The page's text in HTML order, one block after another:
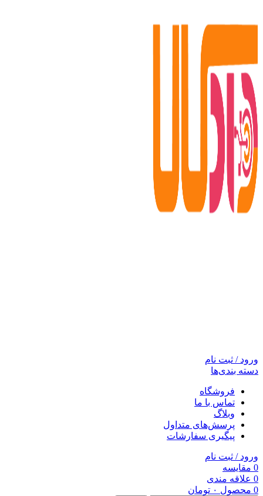
ورود / ثبت نام
دسته بندی‌ها
فروشگاه
تماس با ما
وبلاگ
پرسش‌های متداول
پیگیری سفارشات
ورود / ثبت نام
0 مقایسه
0 علاقه مندی
0 محصول ۰ تومان